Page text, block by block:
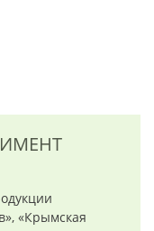
«Крымская